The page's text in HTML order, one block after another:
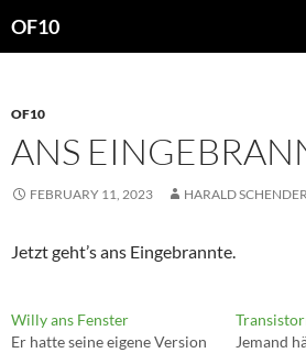
OF10
OF10
ANS
FEBRUARY 11, 2023 HARALD
Jetzt geht’s ans Eingebrannte.
Willy ans Fenster
Er hatte seine eigene Version
Jemand